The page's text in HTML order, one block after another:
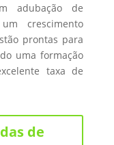
adubação de
crescimento
prontas para
uma formação
taxa de
de